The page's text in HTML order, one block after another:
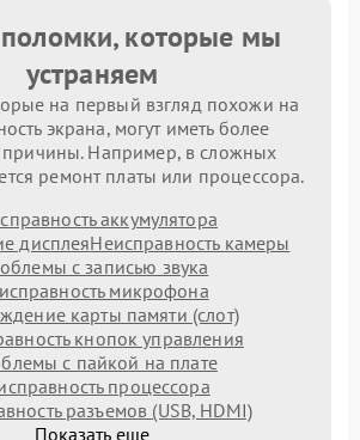
которые мы
устраняем
на первый взгляд похожи на
экрана, могут иметь более
причины. Например, в сложных
ремонт платы или процессора.
аккумулятора
дисплеяНеисправность камеры
с записью звука
микрофона
карты памяти (слот)
кнопок управления
с пайкой на плате
процессора
разъемов (USB, HDMI)
Показать еще